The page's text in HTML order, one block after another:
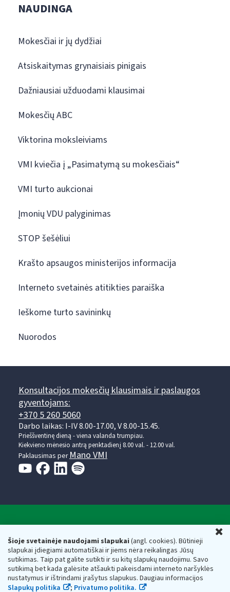
Šioje svetainėje naudojami slapukai(angl. cookies). Būtinieji
slapukai įdiegiami automatiškai ir jiems nėra reikalingas Jūsų
sutikimas. Taip pat galite sutikti ir su kitų slapukų naudojimu. Savo
sutikimą bet kada galėsite atšaukti pakeisdami interneto naršyklės
nustatymus ir ištrindami įrašytus slapukus. Daugiau informacijos
Slapukų politika
; Privatumo politika.
NAUDINGA
Mokesčiai ir jų dydžiai
Atsiskaitymas grynaisiais pinigais
Dažniausiai užduodami klausimai
Mokesčių ABC
Viktorina moksleiviams
VMI kviečia į „Pasimatymą su mokesčiais“
VMI turto aukcionai
Įmonių VDU palyginimas
STOP šešėliui
Krašto apsaugos ministerijos informacija
Interneto svetainės atitikties paraiška
Ieškome turto savininkų
Nuorodos
Konsultacijos mokesčių klausimais ir paslaugos
gyventojams:
+370 5 260 5060
Darbo laikas: I-IV 8.00-17.00, V 8.00-15.45.
Prieššventinę dieną - viena valanda trumpiau.
Kiekvieno mėnesio antrą penktadienį 8.00 val. - 12.00 val.
Paklausimas perMano VMI
Valstybinė mokesčių inspekcija prie Lietuvos
Respublikos finansų ministerijos
Biudžetinė įstaiga. Juridinio asmens kodas — 188659752,
adresas: Vasario 16-osios g. 14, 01107 Vilnius, Lietuva, el.paštas:
vmi@vmi.lt , E. pristatymo dėžutės adresas 188659752
Duomenys apie Valstybinę mokesčių inspekciją prie Lietuvos